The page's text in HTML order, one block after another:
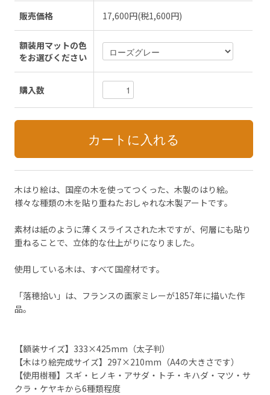
販売価格 17,600円(税1,600円)
額装用マットの色
をお選びください
購入数
木はり絵は、国産の木を使ってつくった、木製のはり絵。
様々な種類の木を貼り重ねたおしゃれな木製アートです。
素材は紙のように薄くスライスされた木ですが、何層にも貼り
重ねることで、立体的な仕上がりになりました。
使用している木は、すべて国産材です。
「落穂拾い」は、フランスの画家ミレーが1857年に描いた作
品。
【額装サイズ】333×425mm（太子判）
【木はり絵完成サイズ】297×210mm（A4の大きさです）
【使用樹種】スギ・ヒノキ・アサダ・トチ・キハダ・マツ・サ
クラ・ケヤキから6種類程度